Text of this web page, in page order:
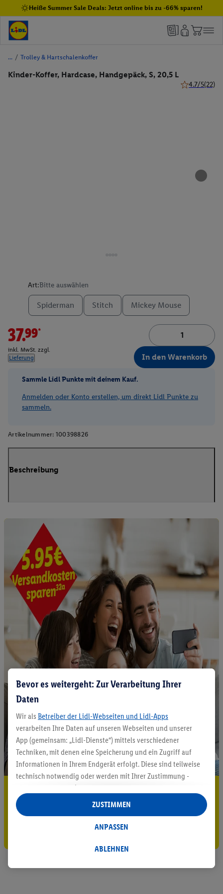
Heiße Summer Sale Deals: Jetzt online bis zu -66% sparen!
/ Trolley & Hartschalenkoffer
Kinder-Koffer, Hardcase, Handgepäck, S, 20,5 L
4.7/5(22)
Art:Bitte auswählen
Spiderman Stitch Mickey Mouse
37.99*
inkl. MwSt. zzgl.
Lieferung
In den Warenkorb
Sammle Lidl Punkte mit deinem Kauf.
Anmelden oder Konto erstellen, um direkt Lidl Punkte zu
sammeln.
Artikelnummer: 100398826
Beschreibung
5.95 € Versand sparen³²ᵃ
Jetzt zum Newsletter anmelden
Gutschein sichern!
Bevor es weitergeht: Zur Verarbeitung Ihrer
Daten
Wir als Betreiber der Lidl-Webseiten und Lidl-Apps
verarbeiten Ihre Daten auf unseren Webseiten und unserer
App (gemeinsam: „Lidl-Dienste“) mittels verschiedener
Techniken, mit denen eine Speicherung und ein Zugriff auf
Informationen in Ihrem Endgerät erfolgt. Diese sind teilweise
technisch notwendig oder werden mit Ihrer Zustimmung -
auch durch Partner (u.a.
Verantwortliche; im Zusammenhang mit dem IAB TCF
insgesamt
Statistik-Erstellung oder für personalisierte Werbung
Datenverarbeitungen für personalisierte Werbung werden
ABLEHNEN
ANPASSEN
ZUSTIMMEN